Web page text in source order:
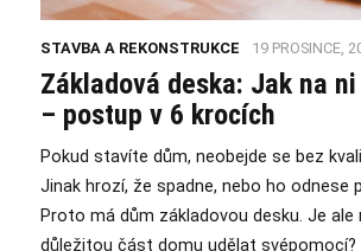
STAVBA A REKONSTRUKCE 19 PROSINCE,
Základová deska: Jak na
– postup v 6 krocích
Pokud stavíte dům, neobejde se bez
Jinak hrozí, že spadne, nebo ho odnese
Proto má dům základovou desku. Je
důležitou část domu udělat svépomocí?